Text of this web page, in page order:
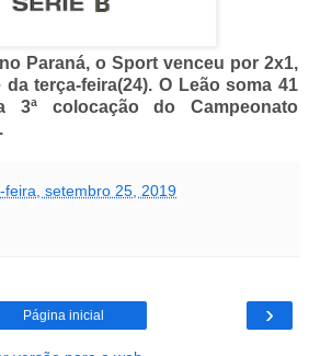
Paraná, o Sport venceu por 2x1,
terça-feira(24). O Leão soma 41
colocação do Campeonato
feira, setembro 25, 2019
›
Página inicial